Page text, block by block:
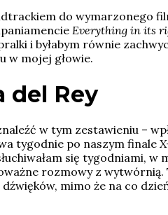
do wymarzonego
Everything in its
i byłabym równie
w mojej głowie.
del Rey
w tym zestawieniu –
tygodnie po naszym finale
się tygodniami,
rozmowy z wytwórnią.
mimo że na co